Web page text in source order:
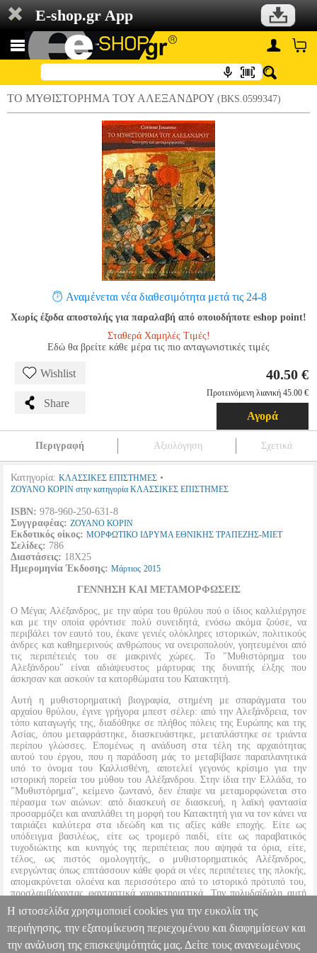
E-shop.gr App
ΤΟ ΜΥΘΙΣΤΟΡΗΜΑ ΤΟΥ ΑΛΕΞΑΝΔΡΟΥ (BKS.0599347)
Αναμένεται νέα διαθεσιμότητα μετά τις 24-8
Χωρίς έξοδα αποστολής για παραλαβή από οποιοδήποτε eshop point!
Σταθερά Χαμηλές Τιμές!
Εδώ θα βρείτε κάθε μέρα τις πιο ανταγωνιστικές τιμές
Wishlist
Share
40.50 €
Προτεινόμενη λιανική 45.00 €
Αγορά
Περιγραφή Αξιολόγηση Σχετικά
Κατηγορία: ΚΛΑΣΣΙΚΕΣ ΕΠΙΣΤΗΜΕΣ •
ΖΟΥΑΝΟ ΚΟΡΙΝ στην κατηγορία ΚΛΑΣΣΙΚΕΣ ΕΠΙΣΤΗΜΕΣ
ISBN: 978-960-250-631-8
Συγγραφέας: ΖΟΥΑΝΟ ΚΟΡΙΝ
Εκδοτικός οίκος: ΜΟΡΦΩΤΙΚΟ ΙΔΡΥΜΑ ΕΘΝΙΚΗΣ ΤΡΑΠΕΖΗΣ-ΜΙΕΤ
Σελίδες: 786
Διαστάσεις: 18Χ25
Ημερομηνία Έκδοσης: Μάρτιος 2015
ΓΕΝΝΗΣΗ ΚΑΙ ΜΕΤΑΜΟΡΦΩΣΕΙΣ
Ο Μέγας Αλέξανδρος, με την αύρα του θρύλου πού ο ίδιος καλλιέργησε
και με την οποία φρόντισε πολύ συνειδητά, ενόσω ακόμα ζούσε, να
περιβάλει τον εαυτό του, έκανε γενιές ολόκληρες ιστορικών, πολιτικούς
άνδρες και καθημερινούς ανθρώπους να ονειροπολούν, γοητευμένοι από
τις περιπέτειές του σε μακρινές χώρες. Το "Μυθιστόρημα του
Αλεξάνδρου" είναι αδιάψευστος μάρτυρας της δυνατής έλξης που
άσκησαν και ασκούν τα κατορθώματα του Κατακτητή.
Αυτή η μυθιστορηματική βιογραφία, στημένη με σπαράγματα του
αρχαίου θρύλου, έγινε γρήγορα μπεστ σέλερ: από την Αλεξάνδρεια, τον
τόπο καταγωγής της, διαδόθηκε σε πλήθος πόλεις της Ευρώπης και της
Ασίας, όπου μεταφράστηκε, διασκευάστηκε, μεταπλάστηκε σε τριάντα
περίπου γλώσσες. Επομένως η ανάδυση στα τέλη της αρχαιότητας
αυτού του έργου, που η παράδοση μάς το μεταβίβασε παραπλανητικά
υπό το όνομα του Καλλισθένη, αποτελεί γεγονός κρίσιμο για την
ιστορική πορεία του μύθου του Αλέξανδρου. Στην ίδια την Ελλάδα, το
"Μυθιστόρημα", κείμενο ζωντανό, δεν έπαψε να μεταμορφώνεται στο
πέρασμα των αιώνων: από διασκευή σε διασκευή, η λαϊκή φαντασία
προσαρμόζει και αναπλάθει τη μορφή του Κατακτητή για να τον κάνει να
ταιριάζει καλύτερα στα ιδεώδη και τις αξίες κάθε εποχής. Είτε ως
υπόδειγμα βασιλέως, είτε ως τρομερό παιδί, είτε ως παραβατικός
τυχοδιώκτης και κυνηγός της περιπέτειας που αψηφά τα όρια, είτε,
τέλος, ως πιστός ομολογητής, ο μυθιστορηματικός Αλέξανδρος,
ενεργώντας όπως επιτάσσουν κάθε φορά οι νέες περιπέτειες της πλοκής,
απομακρύνεται ολοένα και περισσότερο από το ιστορικό πρότυπό του,
προσλαμβάνοντας φανταστικά χαρακτηριστικά. Την πολυδαίδαλη αυτή
πορεία μεταμόρφωσης του ήρωα παρακολουθεί το βιβλίο της Κορίν
Ζουαννό.
ΤΟ ΜΥΘΙΣΤΟΡΗΜΑ ΤΟΥ ΑΛΕΞΑΝΔΡΟΥ BKS.0599347
Η ιστοσελίδα χρησιμοποιεί cookies για την ευκολία της
περιήγησης, την εξατομίκευση περιεχομένου και διαφημίσεων και
την ανάλυση της επισκεψιμότητάς μας. Δείτε τους ανανεωμένους